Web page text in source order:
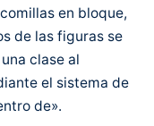
en bloque,
de las figuras se
clase al
el sistema de
de».